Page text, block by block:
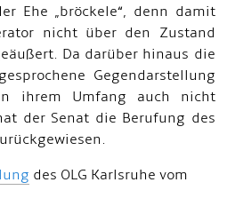
Ehe „bröckele“, denn damit
nicht über den Zustand
Da darüber hinaus die
Gegendarstellung
ihrem Umfang auch nicht
der Senat die Berufung des
des OLG Karlsruhe vom